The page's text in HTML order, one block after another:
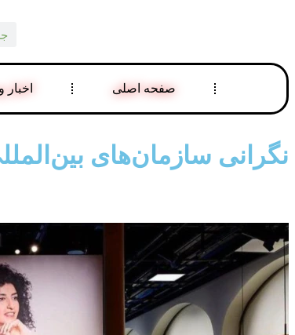
صفحه اصلی
نگرانی سازمان‌های